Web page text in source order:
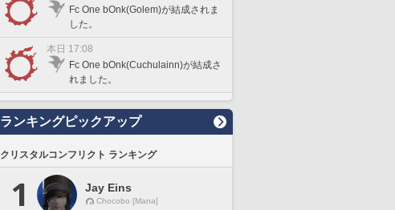
Fc One bOnk(Golem)が結成されま
した。
本日 17:08
Fc One bOnk(Cuchulainn)が結成さ
れました。
ランキングピックアップ
クリスタルコンフリクト ランキング
1 Jay Eins
Chocobo [Mana]